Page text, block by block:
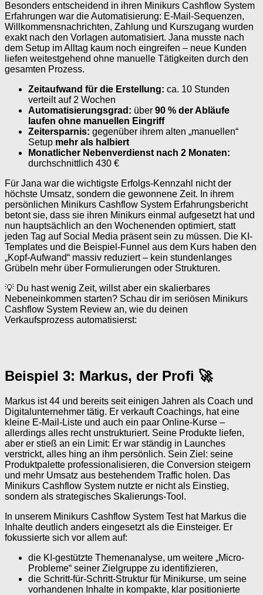
Besonders entscheidend in ihren Minikurs Cashflow System
Erfahrungen war die Automatisierung: E-Mail-Sequenzen,
Willkommensnachrichten, Zahlung und Kurszugang wurden
exakt nach den Vorlagen automatisiert. Jana musste nach
dem Setup im Alltag kaum noch eingreifen – neue Kunden
liefen weitestgehend ohne manuelle Tätigkeiten durch den
gesamten Prozess.
Zeitaufwand für die Erstellung: ca. 10 Stunden
verteilt auf 2 Wochen
Automatisierungsgrad: über 90 % der Abläufe
laufen ohne manuellen Eingriff
Zeitersparnis: gegenüber ihrem alten „manuellen“
Setup mehr als halbiert
Monatlicher Nebenverdienst nach 2 Monaten:
durchschnittlich 430 €
Für Jana war die wichtigste Erfolgs-Kennzahl nicht der
höchste Umsatz, sondern die gewonnene Zeit. In ihrem
persönlichen Minikurs Cashflow System Erfahrungsbericht
betont sie, dass sie ihren Minikurs einmal aufgesetzt hat und
nun hauptsächlich an den Wochenenden optimiert, statt
jeden Tag auf Social Media präsent sein zu müssen. Die KI-
Templates und die Beispiel-Funnel aus dem Kurs haben den
„Kopf-Aufwand“ massiv reduziert – kein stundenlanges
Grübeln mehr über Formulierungen oder Strukturen.
💡 Du hast wenig Zeit, willst aber ein skalierbares
Nebeneinkommen starten? Schau dir im seriösen Minikurs
Cashflow System Review an, wie du deinen
Verkaufsprozess automatisierst:
Beispiel 3: Markus, der Profi 🚀
Markus ist 44 und bereits seit einigen Jahren als Coach und
Digitalunternehmer tätig. Er verkauft Coachings, hat eine
kleine E-Mail-Liste und auch ein paar Online-Kurse –
allerdings alles recht unstrukturiert. Seine Produkte liefen,
aber er stieß an ein Limit: Er war ständig in Launches
verstrickt, alles hing an ihm persönlich. Sein Ziel: seine
Produktpalette professionalisieren, die Conversion steigern
und mehr Umsatz aus bestehendem Traffic holen. Das
Minikurs Cashflow System nutzte er nicht als Einstieg,
sondern als strategisches Skalierungs-Tool.
In unserem Minikurs Cashflow System Test hat Markus die
Inhalte deutlich anders eingesetzt als die Einsteiger. Er
fokussierte sich vor allem auf:
die KI-gestützte Themenanalyse, um weitere „Micro-
Probleme“ seiner Zielgruppe zu identifizieren,
die Schritt-für-Schritt-Struktur für Minikurse, um seine
vorhandenen Inhalte in kompakte, klar positionierte